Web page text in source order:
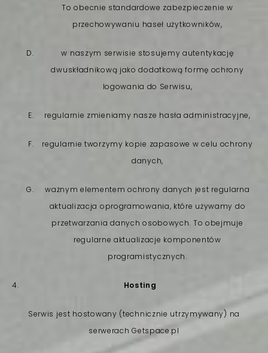
To obecnie standardowe zabezpieczenie w
przechowywaniu haseł użytkowników,
w naszym serwisie stosujemy autentykację
dwuskładnikową jako dodatkową formę ochrony
logowania do Serwisu,
regularnie zmieniamy nasze hasła administracyjne,
regularnie tworzymy kopie zapasowe w celu ochrony
danych,
ważnym elementem ochrony danych jest regularna
aktualizacja oprogramowania, które używamy do
przetwarzania danych osobowych. To obejmuje
regularne aktualizacje komponentów
programistycznych.
Hosting
Serwis jest hostowany (technicznie utrzymywany) na
serwerach Getspace.pl